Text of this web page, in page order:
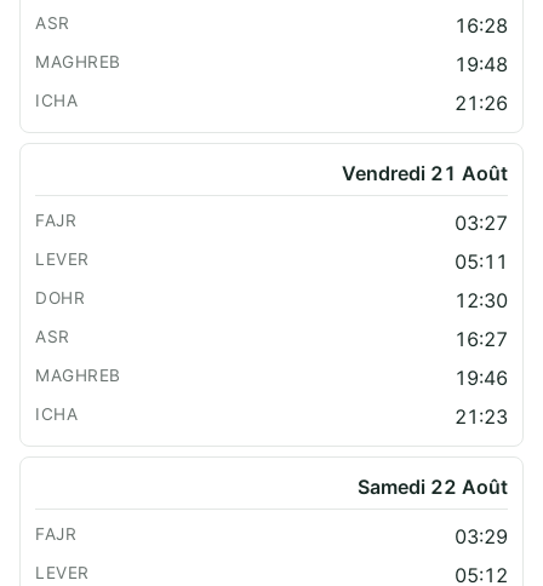
16:28
19:48
21:26
Vendredi 21 Août
03:27
05:11
12:30
16:27
19:46
21:23
Samedi 22 Août
03:29
05:12